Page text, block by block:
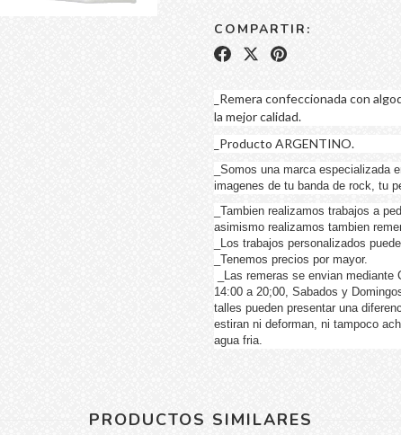
COMPARTIR:
_Remera confeccionada con
la mejor calidad.
_Producto ARGENTINO.
_Somos una marca especializada
imagenes de tu banda de rock, tu
_Tambien realizamos trabajos a
asimismo realizamos tambien
_Los trabajos personalizados
_Tenemos precios por mayor.
_Las remeras se envian
14:00 a 20;00, Sabados y
talles pueden presentar una
estiran ni deforman, ni tampoco
agua fria.
PRODUCTOS SIMILARES